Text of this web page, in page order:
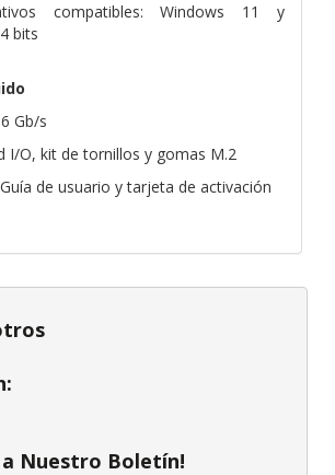
compatibles: Windows 11 y
bits
Gb/s
I/O, kit de tornillos y gomas M.2
de usuario y tarjeta de activación
a Nuestro Boletín!